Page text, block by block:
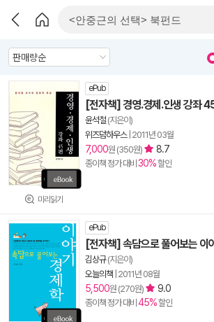
미리읽기
ePub
[전자책] 경영.경제.인생 강좌
윤석철 (지은이)
위즈덤하우스| 2011년 03월
7,000원 (350원) 8.7
종이책 정가 대비 30%할인
ePub
[전자책] 속담으로 풀어보는 이
김상규(지은이)
오늘의책 2011년 08월
5,500원 (270원) 9.0
종이책 정가 대비 45%할인